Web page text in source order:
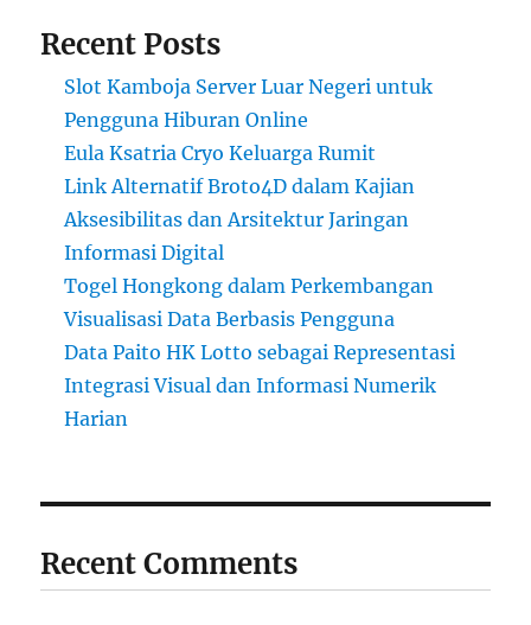
Recent Posts
Slot Kamboja Server Luar Negeri untuk
Pengguna Hiburan Online
Eula Ksatria Cryo Keluarga Rumit
Link Alternatif Broto4D dalam Kajian
Aksesibilitas dan Arsitektur Jaringan
Informasi Digital
Togel Hongkong dalam Perkembangan
Visualisasi Data Berbasis Pengguna
Data Paito HK Lotto sebagai Representasi
Integrasi Visual dan Informasi Numerik
Harian
Recent Comments